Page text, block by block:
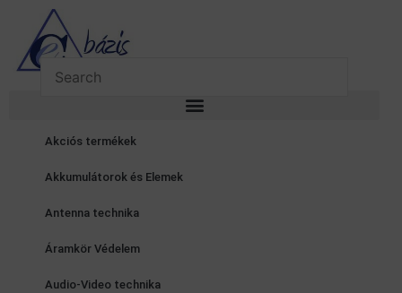
content
Akciós termékek
Akkumulátorok és Elemek
Antenna technika
Áramkör Védelem
Audio-Video technika